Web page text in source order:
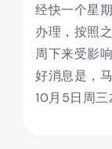
经快一个星
办理，按照
周下来受影
好消息是，
10月5日周三